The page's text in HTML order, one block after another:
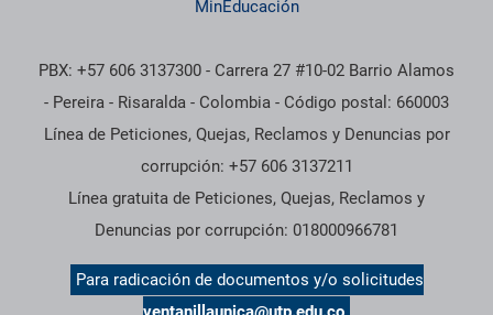
MinEducación
PBX: +57 606 3137300 - Carrera 27 #10-02 Barrio Alamos
- Pereira - Risaralda - Colombia - Código postal: 660003
Línea de Peticiones, Quejas, Reclamos y Denuncias por
corrupción: +57 606 3137211
Línea gratuita de Peticiones, Quejas, Reclamos y
Denuncias por corrupción: 018000966781
Para radicación de documentos y/o solicitudes